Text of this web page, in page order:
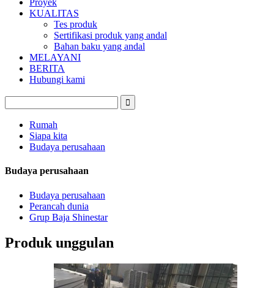
Proyek
KUALITAS
Tes produk
Sertifikasi produk yang andal
Bahan baku yang andal
MELAYANI
BERITA
Hubungi kami
Rumah
Siapa kita
Budaya perusahaan
Budaya perusahaan
Budaya perusahaan
Perancah dunia
Grup Baja Shinestar
Produk unggulan